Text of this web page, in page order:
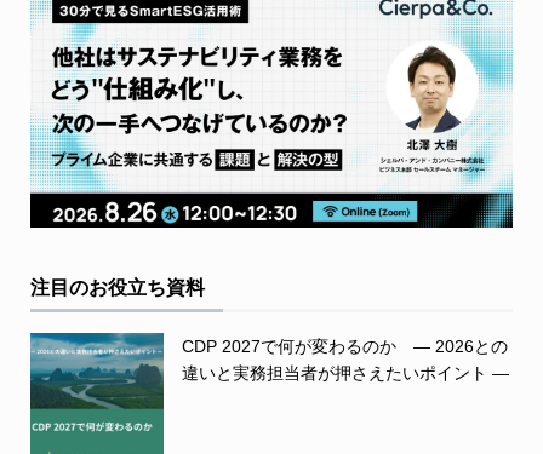
注目のお役立ち資料
CDP 2027で何が変わるのか ― 2026との
違いと実務担当者が押さえたいポイント ―